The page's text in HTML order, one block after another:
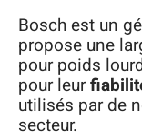
Bosch est un
propose une
pour poids
pour leur
utilisés par de
secteur.